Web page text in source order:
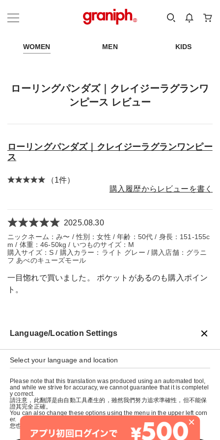
カテゴリーから探す
WOMEN MEN KIDS
ローリングパンダズ｜クレイジーラグランワ
ンピース レビュー
ローリングパンダズ｜クレイジーラグランワンピー
ス
（1件）
購入履歴からレビューを書く
2025.08.30
ニックネーム：み〜 / 性別：女性 / 年齢：50代 / 身長：151-155c
m / 体重：46-50kg / いつものサイズ：M
購入サイズ：S / 購入カラー：ライト グレー / 購入店舗：グラニ
フ あべのキューズモール
一目惚れで買いました。 ポケットがあるのも購入ポイン
ト。
×
Language/Location Settings
Select your language and location
Please note that this translation was produced using an automated tool,
and while we strive for accuracy, we cannot guarantee that it is completel
y correct.
請注意，此翻譯是由自動工具產生的，雖然我們努力追求準確性，但不能保
證其完全正確。
You can also change these options using the menu in the upper left corn
er.
您也可以使用左上角的選單來更改這些選項。